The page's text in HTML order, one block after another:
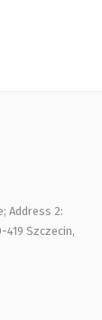
Address 2:
Szczecin,